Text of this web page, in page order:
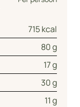
715 kcal
80 g
17 g
30 g
11 g